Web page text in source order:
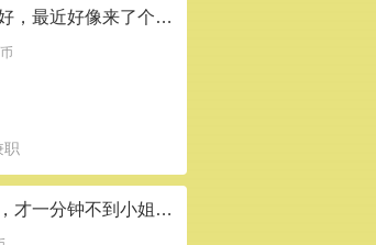
[置顶]风骚少妇，活好，最近好像来了个学生妹
职
[置顶]田家湾被黑记，才一分钟不到小姐就急着提裤子走人